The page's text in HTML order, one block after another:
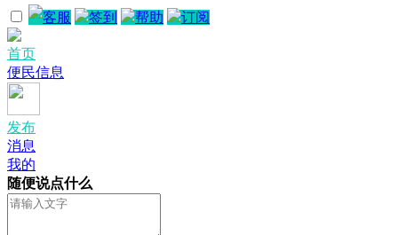
客服 签到 帮助 订阅
首页
便民信息
发布
消息
我的
随便说点什么